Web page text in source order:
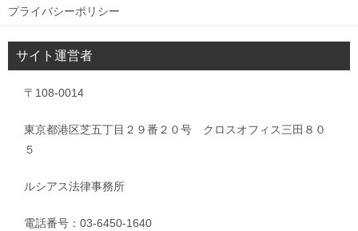
プライバシーポリシー
サイト運営者
〒108-0014
東京都港区芝五丁目２９番２０号 クロスオフィス三田８０
５
ルシアス法律事務所
電話番号：03-6450-1640